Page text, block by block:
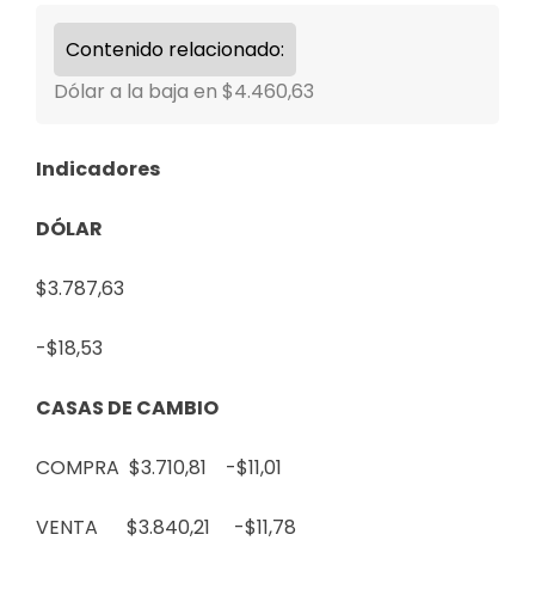
Contenido relacionado:
Dólar a la baja en $4.460,63
Indicadores
DÓLAR
$3.787,63
-$18,53
CASAS DE CAMBIO
COMPRA $3.710,81 -$11,01
VENTA $3.840,21 -$11,78